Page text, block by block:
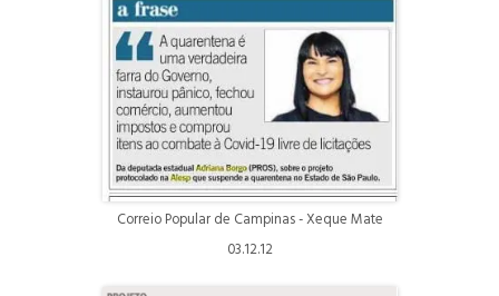
Correio Popular de Campinas - Xeque Mate
03.12.12